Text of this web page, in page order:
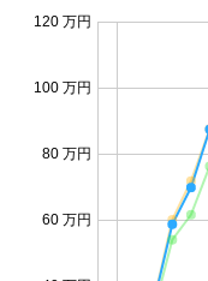
60 万円
80 万円
100 万円
120 万円